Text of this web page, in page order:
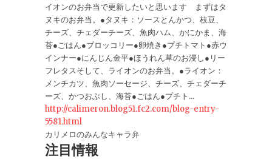
イオンのお弁当で更新したいと思います まずはタ
ヌキのお弁当。●タヌキ：ソースとんかつ、枝豆、
チーズ、チェダーチーズ、魚肉ハム、かにかま、海
苔●ごはん●ブロッコリー●卵焼き●プチトマト●赤ウ
インナー●にんじん金平●ほうれん草のお浸し●リー
フレタスそして、ライオンのお弁当。●ライオン：
メンチカツ、魚肉ソーセージ、チーズ、チェダーチ
ーズ、かつおぶし、海苔●ごはん●プチト...
http://calimeron.blog51.fc2.com/blog-entry-
5581.html
カリメロのみんなキャラ弁
注目情報